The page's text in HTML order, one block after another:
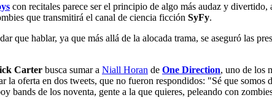
con recitales parece ser el principio de algo más audaz y divertido,
que transmitirá el canal de ciencia ficción SyFy.
que hablar, ya que más allá de la alocada trama, se aseguró las
Carter busca sumar a Niall Horan de One Direction, uno de los
la oferta en dos tweets, que no fueron respondidos: "Sé que
bands de los noventa, gente a la que quieres, peleando con